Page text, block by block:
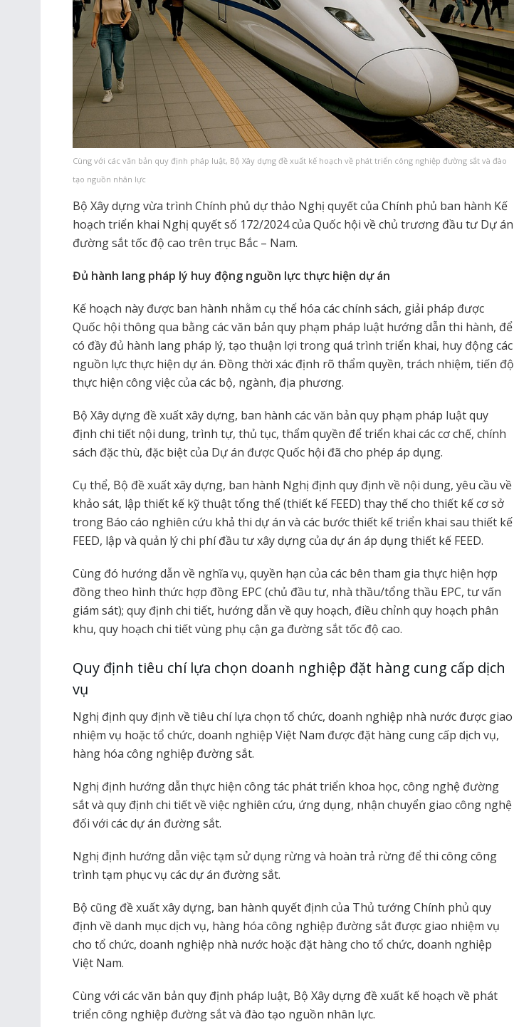
Cùng với các văn bản quy định pháp luật, Bộ Xây dựng đề xuất kế hoạch về phát triển công nghiệp đường sắt và đào
tạo nguồn nhân lực
Bộ Xây dựng vừa trình Chính phủ dự thảo Nghị quyết của Chính phủ ban hành Kế
hoạch triển khai Nghị quyết số 172/2024 của Quốc hội về chủ trương đầu tư Dự án
đường sắt tốc độ cao trên trục Bắc – Nam.
Đủ hành lang pháp lý huy động nguồn lực thực hiện dự án
Kế hoạch này được ban hành nhằm cụ thể hóa các chính sách, giải pháp được
Quốc hội thông qua bằng các văn bản quy phạm pháp luật hướng dẫn thi hành, để
có đầy đủ hành lang pháp lý, tạo thuận lợi trong quá trình triển khai, huy động các
nguồn lực thực hiện dự án. Đồng thời xác định rõ thẩm quyền, trách nhiệm, tiến độ
thực hiện công việc của các bộ, ngành, địa phương.
Bộ Xây dựng đề xuất xây dựng, ban hành các văn bản quy phạm pháp luật quy
định chi tiết nội dung, trình tự, thủ tục, thẩm quyền để triển khai các cơ chế, chính
sách đặc thù, đặc biệt của Dự án được Quốc hội đã cho phép áp dụng.
Cụ thể, Bộ đề xuất xây dựng, ban hành Nghị định quy định về nội dung, yêu cầu về
khảo sát, lập thiết kế kỹ thuật tổng thể (thiết kế FEED) thay thế cho thiết kế cơ sở
trong Báo cáo nghiên cứu khả thi dự án và các bước thiết kế triển khai sau thiết kế
FEED, lập và quản lý chi phí đầu tư xây dựng của dự án áp dụng thiết kế FEED.
Cùng đó hướng dẫn về nghĩa vụ, quyền hạn của các bên tham gia thực hiện hợp
đồng theo hình thức hợp đồng EPC (chủ đầu tư, nhà thầu/tổng thầu EPC, tư vấn
giám sát); quy định chi tiết, hướng dẫn về quy hoạch, điều chỉnh quy hoạch phân
khu, quy hoạch chi tiết vùng phụ cận ga đường sắt tốc độ cao.
Quy định tiêu chí lựa chọn doanh nghiệp đặt hàng cung cấp dịch
vụ
Nghị định quy định về tiêu chí lựa chọn tổ chức, doanh nghiệp nhà nước được giao
nhiệm vụ hoặc tổ chức, doanh nghiệp Việt Nam được đặt hàng cung cấp dịch vụ,
hàng hóa công nghiệp đường sắt.
Nghị định hướng dẫn thực hiện công tác phát triển khoa học, công nghệ đường
sắt và quy định chi tiết về việc nghiên cứu, ứng dụng, nhận chuyển giao công nghệ
đối với các dự án đường sắt.
Nghị định hướng dẫn việc tạm sử dụng rừng và hoàn trả rừng để thi công công
trình tạm phục vụ các dự án đường sắt.
Bộ cũng đề xuất xây dựng, ban hành quyết định của Thủ tướng Chính phủ quy
định về danh mục dịch vụ, hàng hóa công nghiệp đường sắt được giao nhiệm vụ
cho tổ chức, doanh nghiệp nhà nước hoặc đặt hàng cho tổ chức, doanh nghiệp
Việt Nam.
Cùng với các văn bản quy định pháp luật, Bộ Xây dựng đề xuất kế hoạch về phát
triển công nghiệp đường sắt và đào tạo nguồn nhân lực.